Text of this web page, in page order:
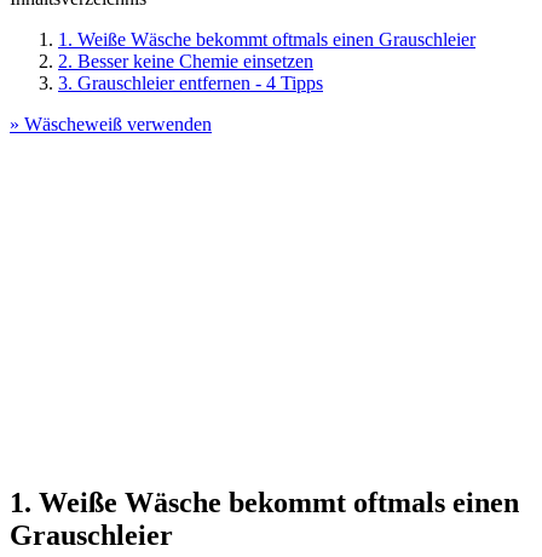
1. Weiße Wäsche bekommt oftmals einen Grauschleier
2. Besser keine Chemie einsetzen
3. Grauschleier entfernen - 4 Tipps
» Wäscheweiß verwenden
1. Weiße Wäsche bekommt oftmals einen
Grauschleier